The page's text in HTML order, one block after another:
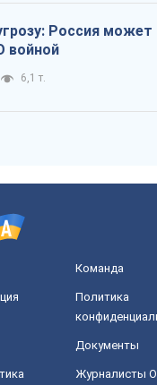
Россия может
войной
6,1 т.
Команда
Политика
Документы
Журналисты